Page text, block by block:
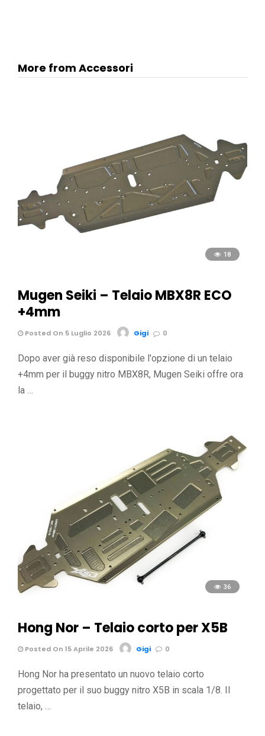
More from Accessori
18
Mugen Seiki – Telaio MBX8R ECO
+4mm
Posted On 5 Luglio 2026 Gigi 0
Dopo aver già reso disponibile l'opzione di un telaio
+4mm per il buggy nitro MBX8R, Mugen Seiki offre ora
la …
36
Hong Nor – Telaio corto per X5B
Posted On 15 Aprile 2026 Gigi 0
Hong Nor ha presentato un nuovo telaio corto
progettato per il suo buggy nitro X5B in scala 1/8. Il
telaio, …